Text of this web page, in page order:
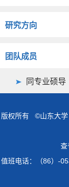
研究方向
团队成员
同专业硕导
版权所有 ©山东大
查
值班电话：（86）-